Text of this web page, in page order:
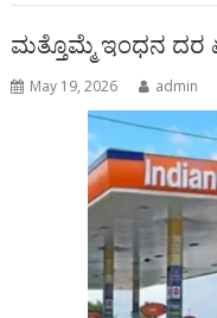
ಮತ್ತೊಮ್ಮೆ ಇಂಧನ ದರ
May 19, 2026 admin